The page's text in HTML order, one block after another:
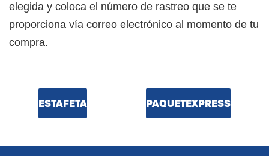
elegida y coloca el número de rastreo que se te
proporciona vía correo electrónico al momento de tu
compra.
ESTAFETA PAQUETEXPRESS